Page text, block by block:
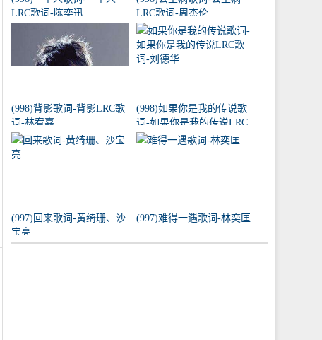
LRC歌词-陈奕迅
LRC歌词-周杰伦
(998)背影歌词-背影LRC歌
词-林宥嘉
(998)如果你是我的传说歌
词-如果你是我的传说LRC
歌词-刘德华
(997)回来歌词-黄绮珊、沙
宝亮
(997)难得一遇歌词-林奕匡